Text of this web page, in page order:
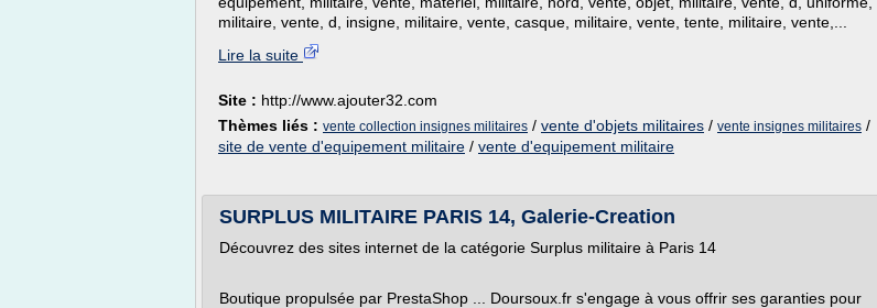
militaire, vente, d, insigne, militaire, vente, casque, militaire, vente, tente, militaire, vente,...
Lire la suite
Site : http://www.ajouter32.com
Thèmes liés : vente collection insignes militaires / vente d'objets militaires / vente insignes militaires /
site de vente d'equipement militaire / vente d'equipement militaire
SURPLUS MILITAIRE PARIS 14, Galerie-Creation
Découvrez des sites internet de la catégorie Surplus militaire à Paris 14
Boutique propulsée par PrestaShop ... Doursoux.fr s'engage à vous offrir ses garanties pour